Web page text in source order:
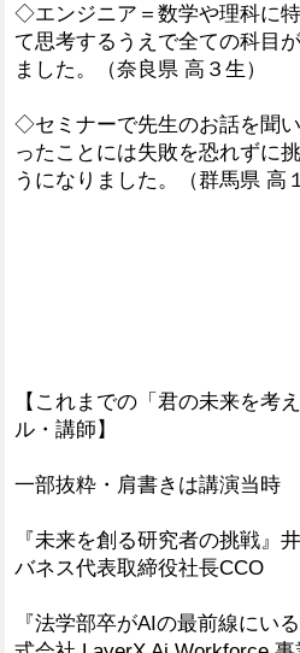
◇エンジニア＝数学や理科に
て思考するうえで全ての科目
ました。（奈良県 高３生）
◇セミナーで先生のお話を聞
ったことには失敗を恐れずに
うになりました。（群馬県 高
【これまでの「君の未来を考
ル・講師】
一部抜粋・肩書きは講演当時
『未来を創る研究者の挑戦』
バネス代表取締役社長CCO
『法学部卒がAIの最前線にい